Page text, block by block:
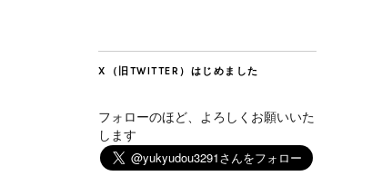
X（旧TWITTER）はじめました
フォローのほど、よろしくお願いいた
します